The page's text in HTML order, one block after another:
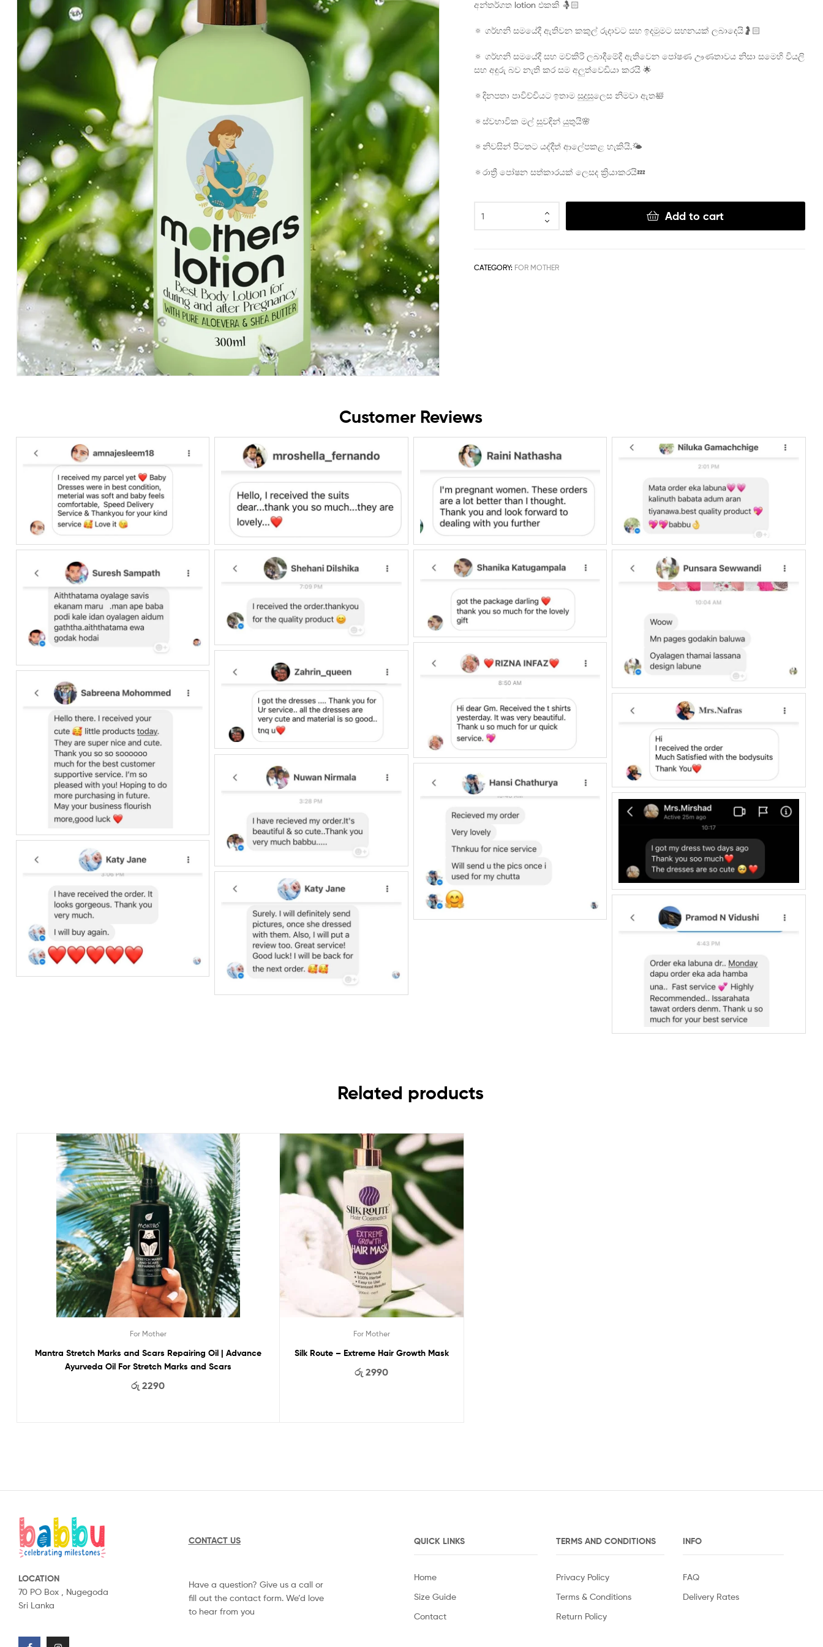
අන්තර්ගත lotion එකකි 🤱🏻
🔅 ගර්භනි සමයේදී ඇතිවන කකුල් රුදාවට සහ ඉදමුමට සහනයක් ලබාදෙයි🤰🏻
🔅 ගර්භනි සමයේදී සහ මව්කිරි ලබාදීමේදී ඇතිවෙන පෝෂණ ඌණතාවය නිසා සමෙහි වියලි
සහ අඳුරු බව නැති කර සම අලුත්වෙඩියා කරයි 🌟
🔅දිනපතා පාවිච්චියට ඉතාම සුදුසුලෙස නිමවා ඇත🛀
🔅ස්වභාවික මල් සුවඳින් යුතුයි🌸
🔅නිවසින් පිටතට යද්දීත් ආලේපකළ හැකියි.🌤️
🔅රාත්‍රී පෝෂන සත්කාරයක් ලෙසද ක්‍රියාකරයි💤
Add to cart
CATEGORY: FOR MOTHER
Customer Reviews
Related products
For Mother
Mantra Stretch Marks and Scars Repairing Oil | Advance
Ayurveda Oil For Stretch Marks and Scars
රු 2290
For Mother
Silk Route – Extreme Hair Growth Mask
රු 2990
LOCATION
70 PO Box , Nugegoda
Sri Lanka
CONTACT US
Have a question? Give us a call or
fill out the contact form. We’d love
to hear from you
QUICK LINKS
Home
Size Guide
Contact
TERMS AND CONDITIONS
Privacy Policy
Terms & Conditions
Return Policy
INFO
FAQ
Delivery Rates